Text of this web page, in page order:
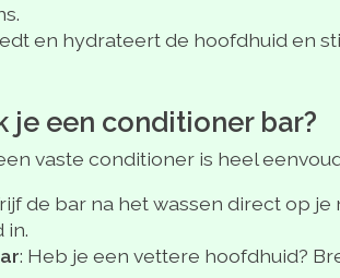
en hydrateert de hoofdhuid en
je een conditioner bar?
vaste conditioner is heel
de bar na het wassen direct op
in.
: Heb je een vettere hoofdhuid?